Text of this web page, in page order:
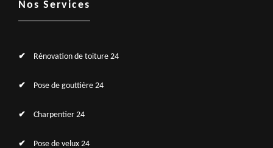
Nos Services
Rénovation de toiture 24
Pose de gouttière 24
Charpentier 24
Pose de velux 24